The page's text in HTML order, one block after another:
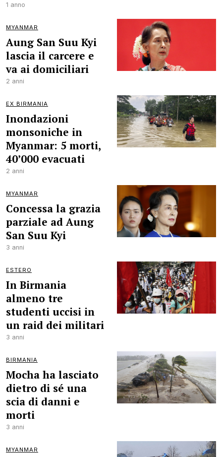
1 anno
MYANMAR
Aung San Suu Kyi
lascia il carcere e
va ai domiciliari
2 anni
EX BIRMANIA
Inondazioni
monsoniche in
Myanmar: 5 morti,
40’000 evacuati
2 anni
MYANMAR
Concessa la grazia
parziale ad Aung
San Suu Kyi
3 anni
ESTERO
In Birmania
almeno tre
studenti uccisi in
un raid dei militari
3 anni
BIRMANIA
Mocha ha lasciato
dietro di sé una
scia di danni e
morti
3 anni
MYANMAR